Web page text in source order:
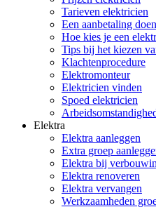
Tarieven elektricien
Een aanbetaling
Hoe kies je een
Tips bij het kiezen
Klachtenprocedure
Elektromonteur
Elektricien vinden
Spoed elektricien
Elektra
Elektra aanleggen
Extra groep
Elektra bij
Elektra renoveren
Elektra vervangen
Werkzaamheden